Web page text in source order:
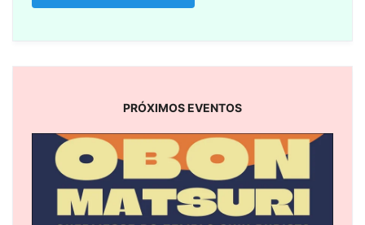
PRÓXIMOS EVENTOS